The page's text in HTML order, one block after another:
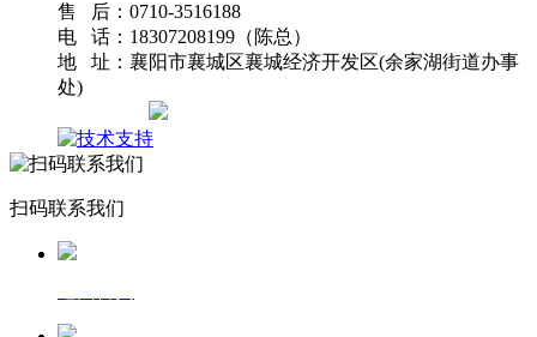
售 后：0710-3516188
电 话：18307208199（陈总）
地 址：襄阳市襄城区襄城经济开发区(余家湖街道办事
处)
扫码联系我们